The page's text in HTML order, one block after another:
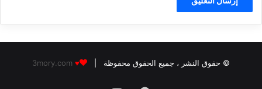
© حقوق النشر ، جميع الحقوق محفوظة | ♥
3mory.com